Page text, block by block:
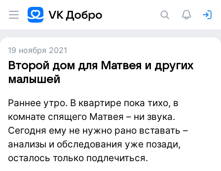
19 ноября 2021
Второй дом для Матвея и других
малышей
Раннее утро. В квартире пока тихо, в
комнате спящего Матвея – ни звука.
Сегодня ему не нужно рано вставать –
анализы и обследования уже позади,
осталось только подлечиться.